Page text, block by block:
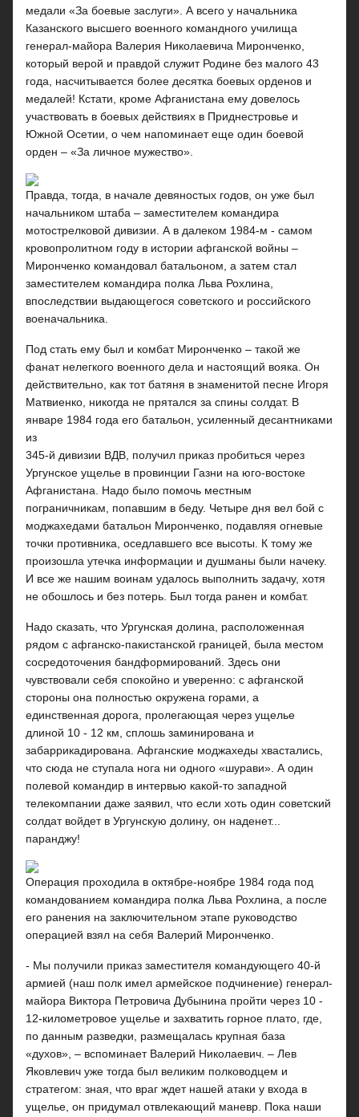
медали «За боевые заслуги». А всего у начальника
Казанского высшего военного командного училища
генерал-майора Валерия Николаевича Миронченко,
который верой и правдой служит Родине без малого 43
года, насчитывается более десятка боевых орденов и
медалей! Кстати, кроме Афганистана ему довелось
участвовать в боевых действиях в Приднестровье и
Южной Осетии, о чем напоминает еще один боевой
орден – «За личное мужество».
Правда, тогда, в начале девяностых годов, он уже был
начальником штаба – заместителем командира
мотострелковой дивизии. А в далеком 1984-м - самом
кровопролитном году в истории афганской войны –
Миронченко командовал батальоном, а затем стал
заместителем командира полка Льва Рохлина,
впоследствии выдающегося советского и российского
военачальника.
Под стать ему был и комбат Миронченко – такой же
фанат нелегкого военного дела и настоящий вояка. Он
действительно, как тот батяня в знаменитой песне Игоря
Матвиенко, никогда не прятался за спины солдат. В
январе 1984 года его батальон, усиленный десантниками
из
345-й дивизии ВДВ, получил приказ пробиться через
Ургунское ущелье в провинции Газни на юго-востоке
Афганистана. Надо было помочь местным
пограничникам, попавшим в беду. Четыре дня вел бой с
моджахедами батальон Миронченко, подавляя огневые
точки противника, оседлавшего все высоты. К тому же
произошла утечка информации и душманы были начеку.
И все же нашим воинам удалось выполнить задачу, хотя
не обошлось и без потерь. Был тогда ранен и комбат.
Надо сказать, что Ургунская долина, расположенная
рядом с афганско-пакистанской границей, была местом
сосредоточения бандформирований. Здесь они
чувствовали себя спокойно и уверенно: с афганской
стороны она полностью окружена горами, а
единственная дорога, пролегающая через ущелье
длиной 10 - 12 км, сплошь заминирована и
забаррикадирована. Афганские моджахеды хвастались,
что сюда не ступала нога ни одного «шурави». А один
полевой командир в интервью какой-то западной
телекомпании даже заявил, что если хоть один советский
солдат войдет в Ургунскую долину, он наденет...
паранджу!
Операция проходила в октябре-ноябре 1984 года под
командованием командира полка Льва Рохлина, а после
его ранения на заключительном этапе руководство
операцией взял на себя Валерий Миронченко.
- Мы получили приказ заместителя командующего 40-й
армией (наш полк имел армейское подчинение) генерал-
майора Виктора Петровича Дубынина пройти через 10 -
12-километровое ущелье и захватить горное плато, где,
по данным разведки, размещалась крупная база
«духов», – вспоминает Валерий Николаевич. – Лев
Яковлевич уже тогда был великим полководцем и
стратегом: зная, что враг ждет нашей атаки у входа в
ущелье, он придумал отвлекающий маневр. Пока наши